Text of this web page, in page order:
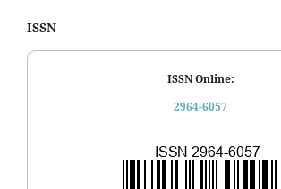
ISSN
ISSN Online:
2964-6057